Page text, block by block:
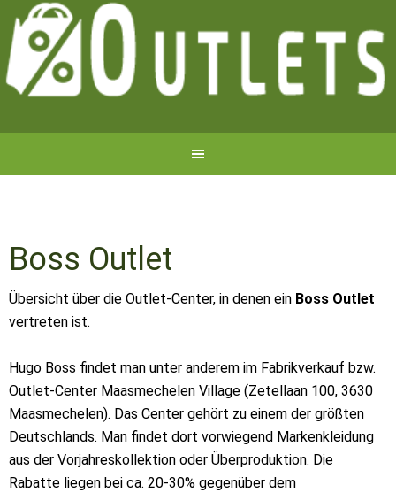
Boss Outlet
Übersicht über die Outlet-Center, in denen ein Boss Outlet
vertreten ist.
Hugo Boss findet man unter anderem im Fabrikverkauf bzw.
Outlet-Center Maasmechelen Village (Zetellaan 100, 3630
Maasmechelen). Das Center gehört zu einem der größten
Deutschlands. Man findet dort vorwiegend Markenkleidung
aus der Vorjahreskollektion oder Überproduktion. Die
Rabatte liegen bei ca. 20-30% gegenüber dem